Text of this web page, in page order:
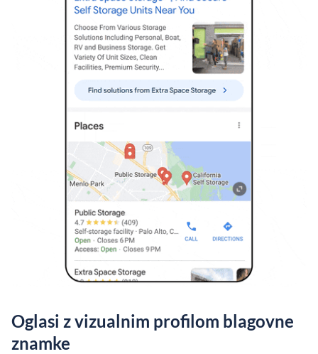
Oglasi z vizualnim profilom blagovne
znamke